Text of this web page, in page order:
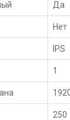
Да
Нет
IPS
1
250